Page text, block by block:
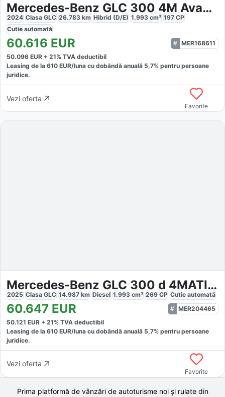
Mercedes-Benz GLC 300 4M Avantgarde 360
2024 Clasa GLC 26.783 km Hibrid (D/E) 1.993 cm³ 197 CP
Cutie automată
60.616 EUR
MER168611
50.096 EUR + 21% TVA deductibil
Leasing de la 610 EUR/luna cu dobăndă anuală 5,7% pentru persoane
juridice.
Vezi oferta
Favorite
Mercedes-Benz GLC 300 d 4MATIC AMG
2025 Clasa GLC 14.987 km Diesel 1.993 cm³ 269 CP Cutie automată
60.647 EUR
MER204465
50.121 EUR + 21% TVA deductibil
Leasing de la 610 EUR/luna cu dobăndă anuală 5,7% pentru persoane
juridice.
Vezi oferta
Favorite
Prima platformă de vânzări de autoturisme noi și rulate din